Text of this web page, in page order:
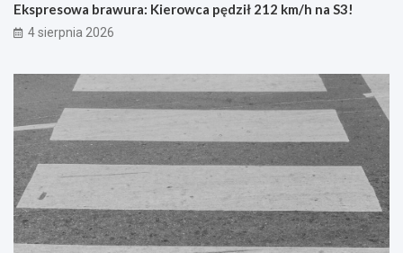
Ekspresowa brawura: Kierowca pędził 212 km/h na S3!
4 sierpnia 2026